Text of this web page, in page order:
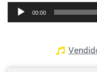
Reproductor
de
00:00